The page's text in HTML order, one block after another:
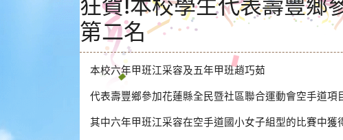
狂賀!本校學生代表壽豐鄉
第二名
本校六年甲班江采容及五年甲班趙巧茹
代表壽豐鄉參加花蓮縣全民暨社區聯合運動會空手道項
其中六年甲班江采容在空手道國小女子組型的比賽中獲